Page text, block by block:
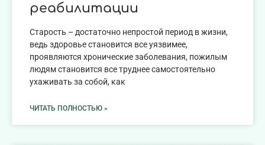
реабилитации
Старость – достаточно непростой период в жизни,
ведь здоровье становится все уязвимее,
проявляются хронические заболевания, пожилым
людям становится все труднее самостоятельно
ухаживать за собой, как
ЧИТАТЬ ПОЛНОСТЬЮ »